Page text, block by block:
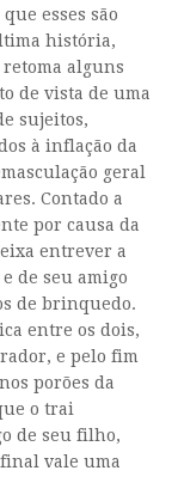
esses são
história,
alguns
de vista de uma
sujeitos,
à inflação da
geral
Contado a
por causa da
entrever a
de seu amigo
de brinquedo.
entre os dois,
e pelo fim
porões da
o trai
de seu filho,
vale uma